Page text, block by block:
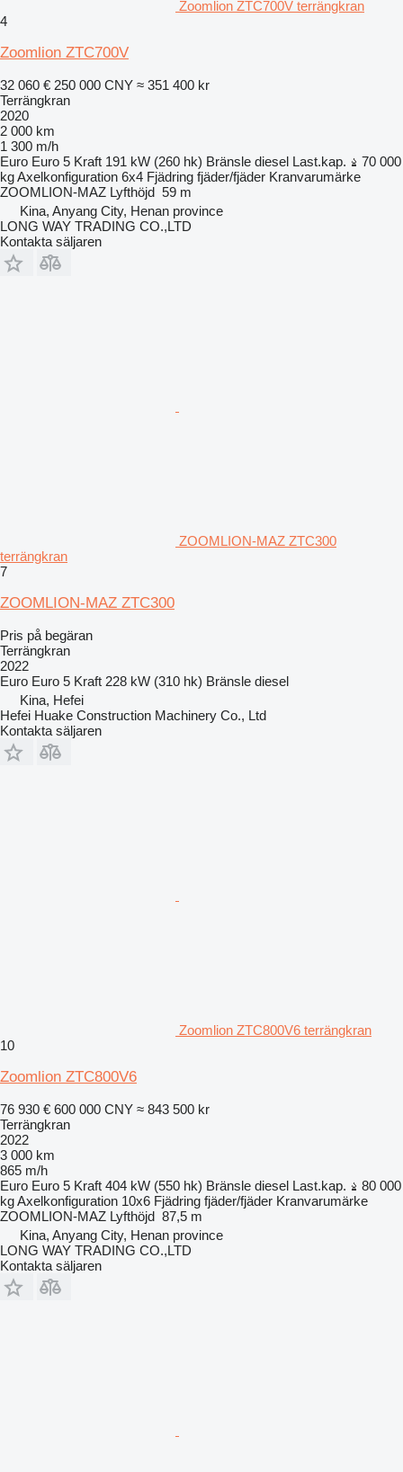
Zoomlion ZTC700V terrängkran
4
Zoomlion ZTC700V
32 060 € 250 000 CNY ≈ 351 400 kr
Terrängkran
2020
2 000 km
1 300 m/h
Euro Euro 5 Kraft 191 kW (260 hk) Bränsle diesel Last.kap.
70 000
kgAxelkonfiguration 6x4 Fjädring fjäder/fjäder Kranvarumärke
ZOOMLION-MAZ Lyfthöjd 59 m
Kina, Anyang City, Henan province
LONG WAY TRADING CO.,LTD
Kontakta säljaren
ZOOMLION-MAZ ZTC300
terrängkran
7
ZOOMLION-MAZ ZTC300
Pris på begäran
Terrängkran
2022
Euro Euro 5 Kraft 228 kW (310 hk) Bränsle diesel
Kina, Hefei
Hefei Huake Construction Machinery Co., Ltd
Kontakta säljaren
Zoomlion ZTC800V6 terrängkran
10
Zoomlion ZTC800V6
76 930 € 600 000 CNY ≈ 843 500 kr
Terrängkran
2022
3 000 km
865 m/h
Euro Euro 5 Kraft 404 kW (550 hk) Bränsle diesel Last.kap.
80 000
kgAxelkonfiguration 10x6 Fjädring fjäder/fjäder Kranvarumärke
ZOOMLION-MAZ Lyfthöjd 87,5 m
Kina, Anyang City, Henan province
LONG WAY TRADING CO.,LTD
Kontakta säljaren